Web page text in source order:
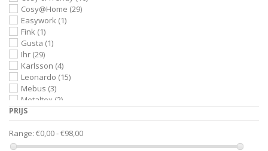
Cosy@Home (29)
Easywork (1)
Fink (1)
Gusta (1)
Ihr (29)
Karlsson (4)
Leonardo (15)
Mebus (3)
Metaltex (2)
My Choice
My Style(1)
Noya(1)
Point Virgule(5)
PRIJS
Range: €0,00 - €98,00